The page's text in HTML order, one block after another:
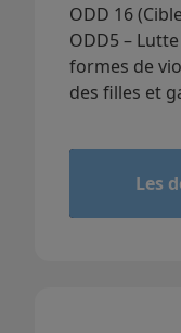
ODD 16
ODD5 –
formes de
des filles et
Les